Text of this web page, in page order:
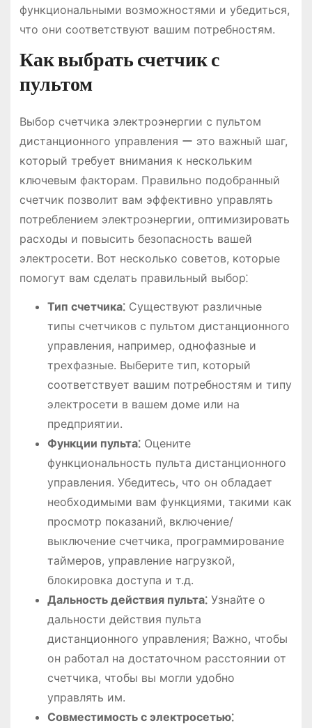
функциональными возможностями и убедиться,
что они соответствуют вашим потребностям.
Как выбрать счетчик с
пультом
Выбор счетчика электроэнергии с пультом
дистанционного управления ー это важный шаг,
который требует внимания к нескольким
ключевым факторам. Правильно подобранный
счетчик позволит вам эффективно управлять
потреблением электроэнергии, оптимизировать
расходы и повысить безопасность вашей
электросети. Вот несколько советов, которые
помогут вам сделать правильный выбор⁚
Тип счетчика⁚Существуют различные
типы счетчиков с пультом дистанционного
управления, например, однофазные и
трехфазные. Выберите тип, который
соответствует вашим потребностям и типу
электросети в вашем доме или на
предприятии.
Функции пульта⁚Оцените
функциональность пульта дистанционного
управления. Убедитесь, что он обладает
необходимыми вам функциями, такими как
просмотр показаний, включение/
выключение счетчика, программирование
таймеров, управление нагрузкой,
блокировка доступа и т.д.
Дальность действия пульта⁚Узнайте о
дальности действия пульта
дистанционного управления; Важно, чтобы
он работал на достаточном расстоянии от
счетчика, чтобы вы могли удобно
управлять им.
Совместимость с электросетью⁚